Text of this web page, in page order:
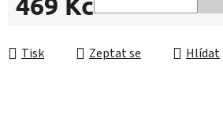
Tisk Zeptat se Hlídat